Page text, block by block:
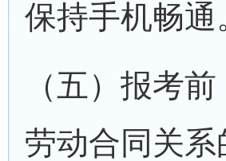
保持手机畅通
（五）报考
劳动合同关